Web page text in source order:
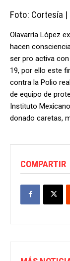
Foto: Cortesía |
Olavarría López
hacen
ser pro activa
19, por ello este
contra la Polio
de equipo de
Instituto
donado caretas,
COMPARTIR